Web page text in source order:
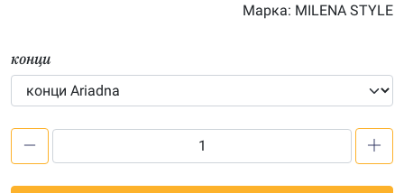
Марка: MILENA STYLE
конци